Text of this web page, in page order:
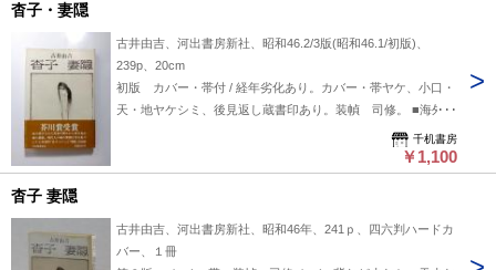
杳子・妻隠
古井由吉、河出書房新社、昭和46.2/3版(昭和46.1/初版)、
239p、20cm
初版 カバー・帯付 / 経年劣化あり。カバー・帯ヤケ、小口・
天・地ヤケシミ、後見返し蔵書印あり。装幀 司修。 ■海外発
千机書房
￥1,100
杳子 妻隠
古井由吉、河出書房新社、昭和46年、241ｐ、四六判ハードカ
バー、１冊